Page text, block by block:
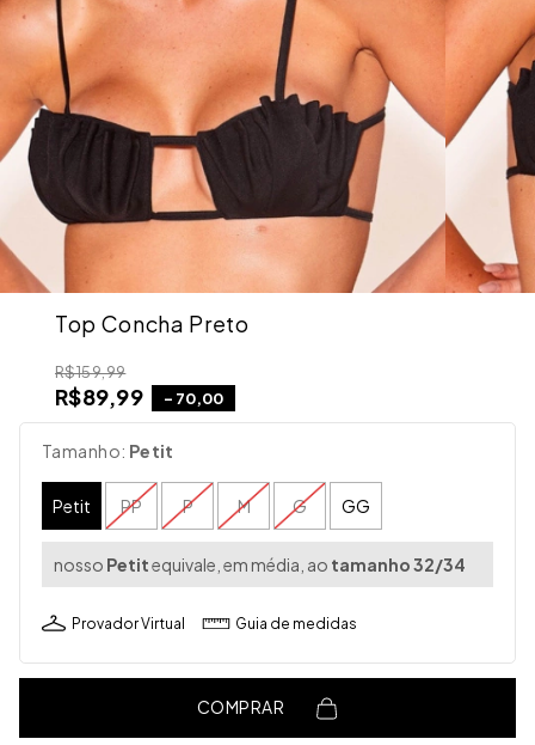
Top Concha Preto
R$159,99
R$89,99 - 70,00
Tamanho: Petit
Petit PP P M G GG
nosso Petitequivale, em média, ao tamanho 32/34
Provador Virtual Guia de medidas
COMPRAR